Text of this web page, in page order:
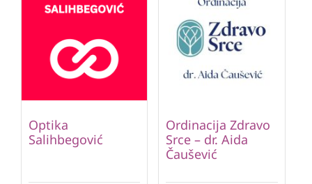
Optika
Salihbegović
Ordinacija Zdravo
Srce – dr. Aida
Čaušević